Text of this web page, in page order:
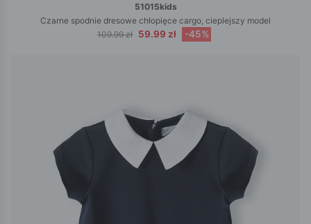
51015kids
Czarne spodnie dresowe chłopięce cargo, cieplejszy model
109.99 zł 59.99 zł -45%